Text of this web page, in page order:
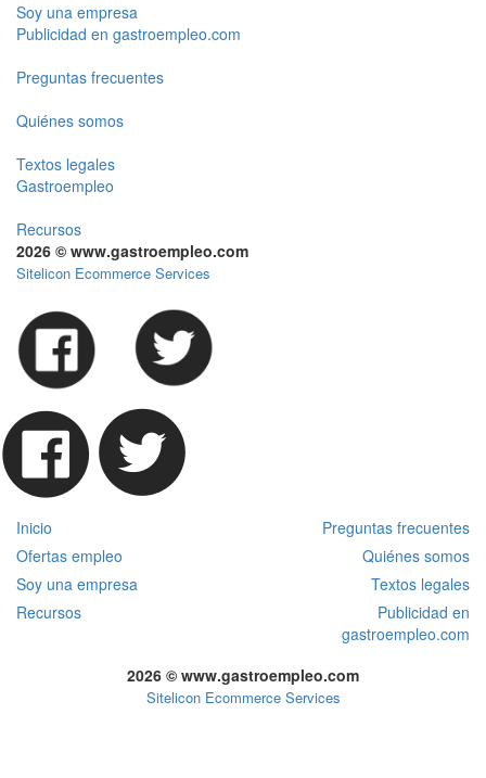
Soy una empresa
Publicidad en gastroempleo.com
Preguntas frecuentes
Quiénes somos
Textos legales
Gastroempleo
Recursos
2026 © www.gastroempleo.com
Sitelicon Ecommerce Services
Inicio
Preguntas frecuentes
Ofertas empleo
Quiénes somos
Soy una empresa
Textos legales
Recursos
Publicidad en
gastroempleo.com
2026 © www.gastroempleo.com
Sitelicon Ecommerce Services